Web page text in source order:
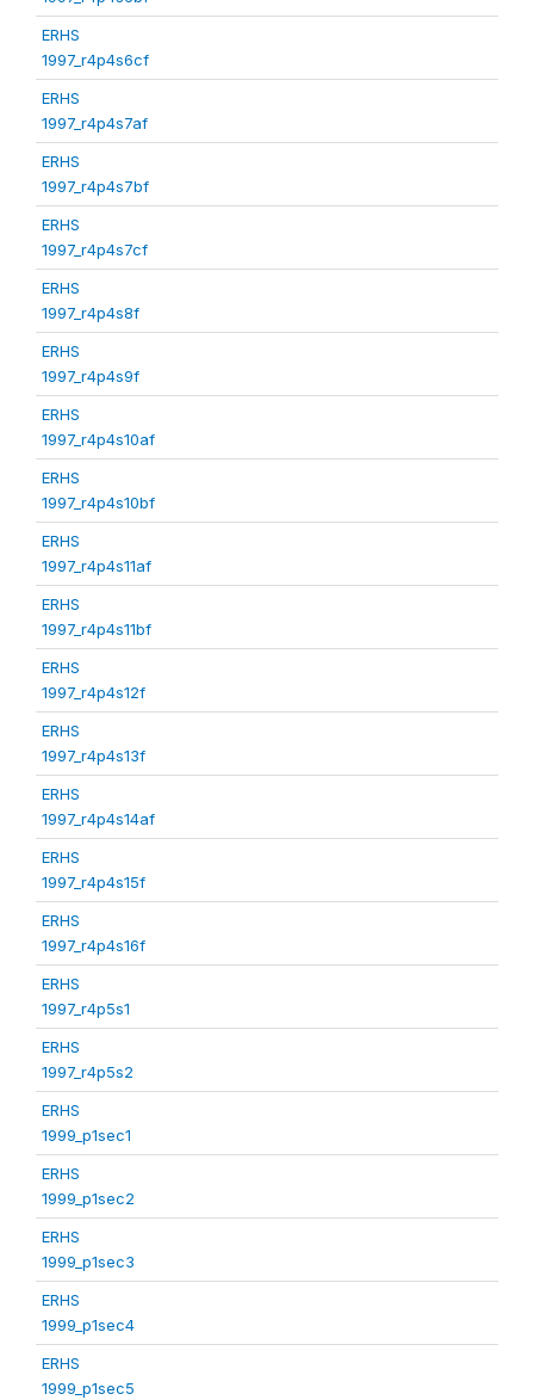
ERHS
1997_r4p4s6cf
ERHS
1997_r4p4s7af
ERHS
1997_r4p4s7bf
ERHS
1997_r4p4s7cf
ERHS
1997_r4p4s8f
ERHS
1997_r4p4s9f
ERHS
1997_r4p4s10af
ERHS
1997_r4p4s10bf
ERHS
1997_r4p4s11af
ERHS
1997_r4p4s11bf
ERHS
1997_r4p4s12f
ERHS
1997_r4p4s13f
ERHS
1997_r4p4s14af
ERHS
1997_r4p4s15f
ERHS
1997_r4p4s16f
ERHS
1997_r4p5s1
ERHS
1997_r4p5s2
ERHS
1999_p1sec1
ERHS
1999_p1sec2
ERHS
1999_p1sec3
ERHS
1999_p1sec4
ERHS
1999_p1sec5